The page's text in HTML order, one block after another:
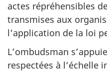
actes répréhensibles
transmises aux
l'application de la loi
L’ombudsman
respectées à l’échelle